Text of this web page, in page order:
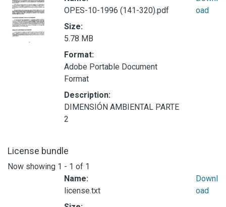
OPES-10-1996 (141-320).pdf
Size:
5.78 MB
Format:
Adobe Portable Document
Format
Description:
DIMENSIÓN AMBIENTAL PARTE
2
oad
License bundle
Now showing 1 - 1 of 1
Name:
license.txt
Downl
oad